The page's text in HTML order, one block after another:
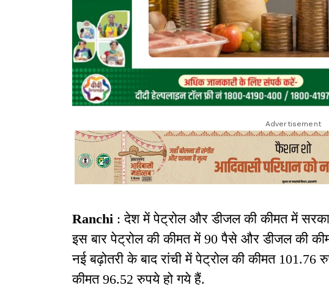
Advertisement
Ranchi : देश में पेट्रोल और डीजल की कीमत में
इस बार पेट्रोल की कीमत में 90 पैसे और डीजल की
नई बढ़ोतरी के बाद रांची में पेट्रोल की कीमत
कीमत 96.52 रुपये हो गये हैं.